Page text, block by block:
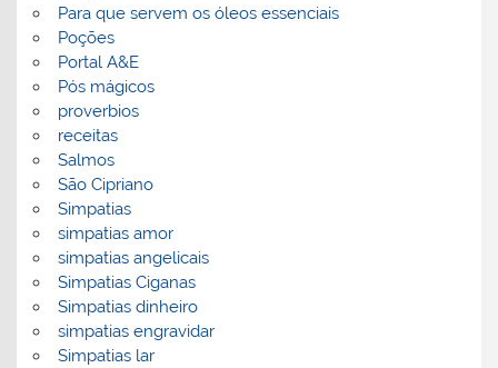
Para que servem os óleos essenciais
Poções
Portal A&E
Pós mágicos
proverbios
receitas
Salmos
São Cipriano
Simpatias
simpatias amor
simpatias angelicais
Simpatias Ciganas
Simpatias dinheiro
simpatias engravidar
Simpatias lar